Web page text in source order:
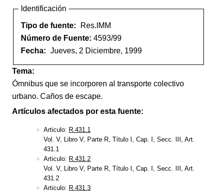
Identificación
Tipo de fuente:
Res.IMM
Número de Fuente: 4593/99
Fecha: Jueves, 2 Diciembre, 1999
Tema:
Ómnibus que se incorporen al transporte colectivo
urbano. Caños de escape.
Artículos afectados por esta fuente:
Articulo: R.431.1
Vol. V, Libro V, Parte R, Título I, Cap. I, Secc. III, Art.
431.1
Articulo: R.431.2
Vol. V, Libro V, Parte R, Título I, Cap. I, Secc. III, Art.
431.2
Articulo: R.431.3